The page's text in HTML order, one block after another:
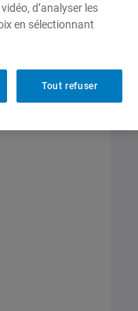
d’analyser les
en sélectionnant
Tout refuser